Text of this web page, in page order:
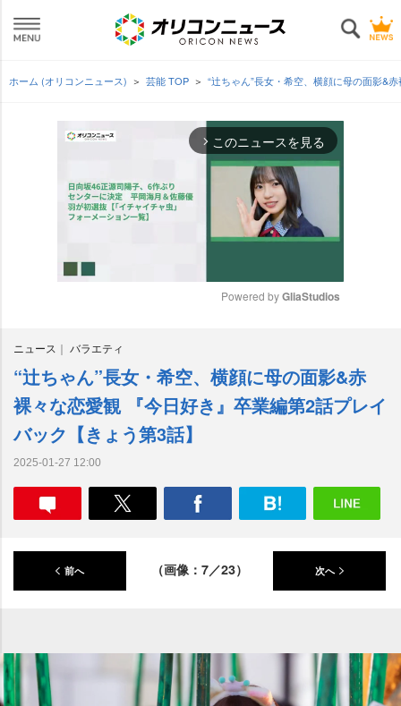
ホーム (オリコンニュース) 芸能 TOP “辻ちゃん”長女・希空、横顔に母の面影&
arrow_forward_ios このニュースを見る
e
Powered by GliaStudios
ニュース バラエティ
“辻ちゃん”長女・希空、横顔に母の面影&赤
裸々な恋愛観 『今日好き』卒業編第2話プレイ
バック【きょう第3話】
2025-01-27 12:00
前へ （画像：7／23） 次へ